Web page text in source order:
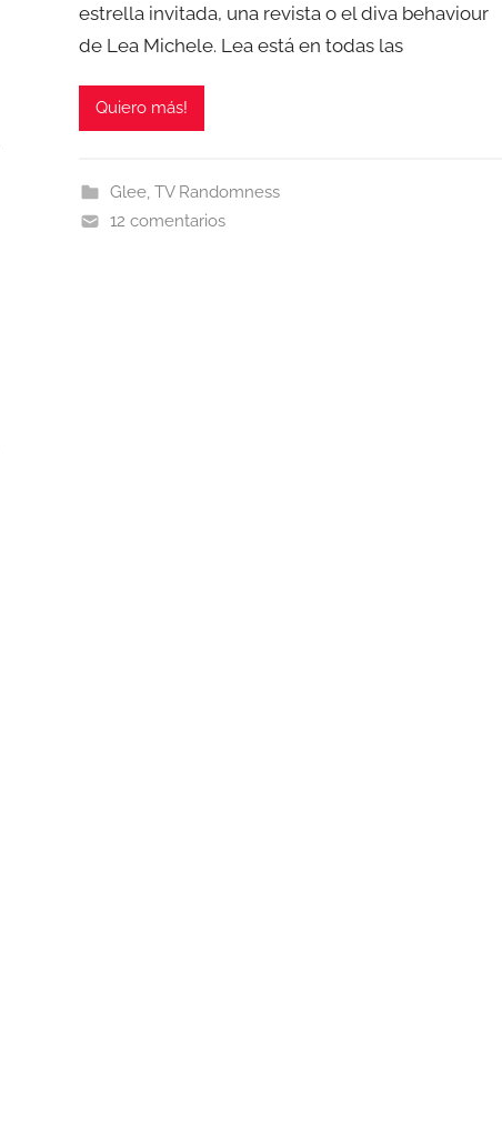
estrella invitada, una revista o el diva behaviour
de Lea Michele. Lea está en todas las
Quiero más!
Glee, TV Randomness
12 comentarios